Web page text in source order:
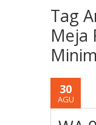
Tag
Meja
30
AGU